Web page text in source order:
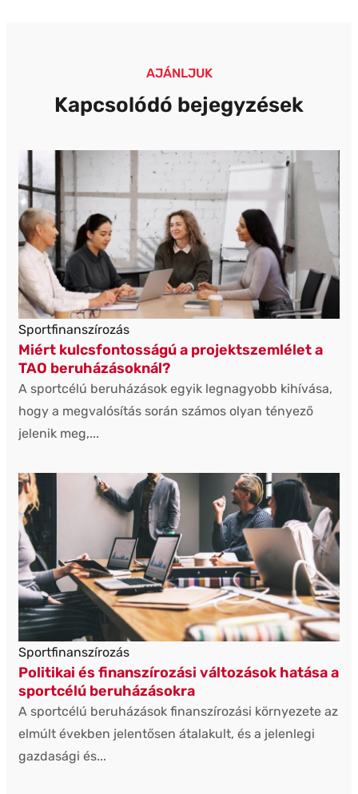
AJÁNLJUK
Kapcsolódó bejegyzések
Sportfinanszírozás
Miért kulcsfontosságú a projektszemlélet a
TAO beruházásoknál?
A sportcélú beruházások egyik legnagyobb kihívása,
hogy a megvalósítás során számos olyan tényező
jelenik meg,...
Sportfinanszírozás
Politikai és finanszírozási változások hatása a
sportcélú beruházásokra
A sportcélú beruházások finanszírozási környezete az
elmúlt években jelentősen átalakult, és a jelenlegi
gazdasági és...